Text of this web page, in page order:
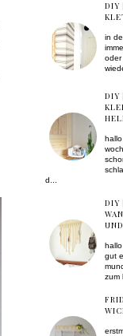
DIY
in
oder
DIY
d...
DIY
gut
zum